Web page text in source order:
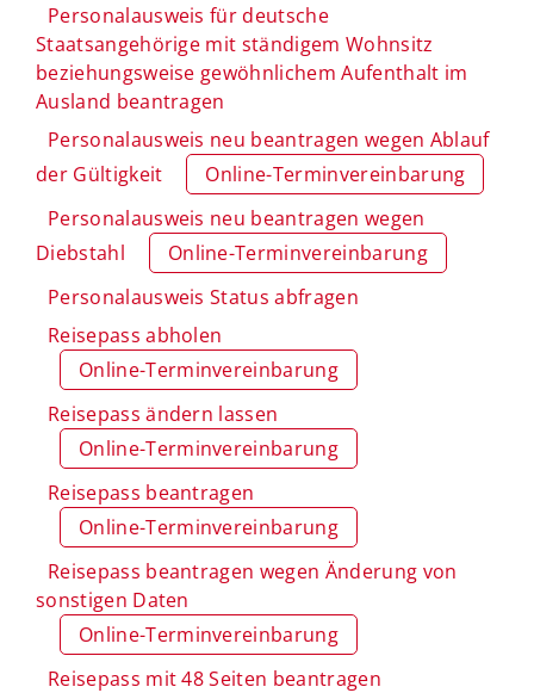
Personalausweis für deutsche
Staatsangehörige mit ständigem Wohnsitz
beziehungsweise gewöhnlichem Aufenthalt im
Ausland beantragen
Personalausweis neu beantragen wegen Ablauf
der Gültigkeit
Online-Terminvereinbarung
Personalausweis neu beantragen wegen
Diebstahl
Online-Terminvereinbarung
Personalausweis Status abfragen
Reisepass abholen
Online-Terminvereinbarung
Reisepass ändern lassen
Online-Terminvereinbarung
Reisepass beantragen
Online-Terminvereinbarung
Reisepass beantragen wegen Änderung von
sonstigen Daten
Online-Terminvereinbarung
Reisepass mit 48 Seiten beantragen